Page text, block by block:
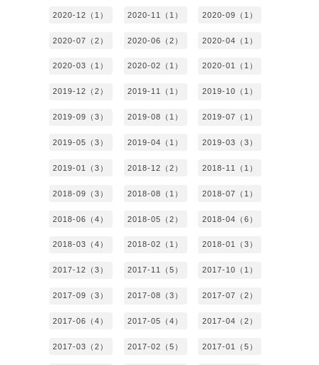
2020-12（1） 2020-11（1） 2020-09（1）
2020-07（2） 2020-06（2） 2020-04（1）
2020-03（1） 2020-02（1） 2020-01（1）
2019-12（2） 2019-11（1） 2019-10（1）
2019-09（3） 2019-08（1） 2019-07（1）
2019-05（3） 2019-04（1） 2019-03（3）
2019-01（3） 2018-12（2） 2018-11（1）
2018-09（3） 2018-08（1） 2018-07（1）
2018-06（4） 2018-05（2） 2018-04（6）
2018-03（4） 2018-02（1） 2018-01（3）
2017-12（3） 2017-11（5） 2017-10（1）
2017-09（3） 2017-08（3） 2017-07（2）
2017-06（4） 2017-05（4） 2017-04（2）
2017-03（2） 2017-02（5） 2017-01（5）